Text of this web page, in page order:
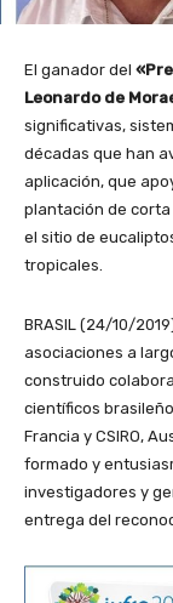
El ganador del
Leonardo de
significativas,
décadas que han
aplicación, que
plantación de
el sitio de
tropicales.
BRASIL (24/10/
asociaciones a
construido
científicos
Francia y CSIRO,
formado y
investigadores y
entrega del